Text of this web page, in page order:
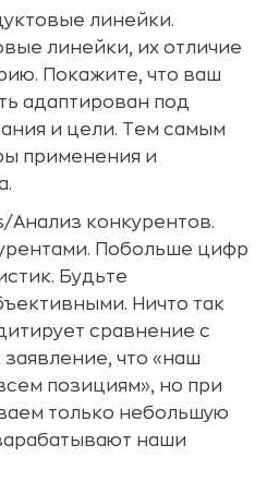
линейки.
линейки, их отличие
Покажите, что ваш
адаптирован под
и цели. Тем самым
применения и
Анализ конкурентов.
Побольше цифр
Будьте
Ничто так
сравнение с
что «наш
позициям», но при
только небольшую
наши